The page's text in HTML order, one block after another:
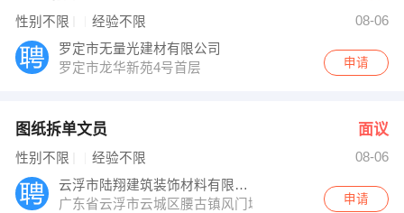
性别不限 经验不限
08-06
罗定市无量光建材有限公司
罗定市龙华新苑4号首层
申请
图纸拆单文员 面议
性别不限 经验不限
08-06
云浮市陆翔建筑装饰材料有限公司
广东省云浮市云城区腰古镇风门坳
申请